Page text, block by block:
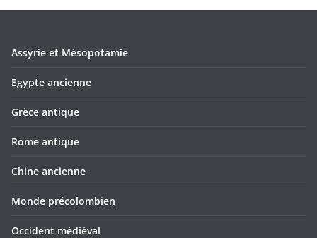
Assyrie et Mésopotamie
Egypte ancienne
Grèce antique
Rome antique
Chine ancienne
Monde précolombien
Occident médiéval